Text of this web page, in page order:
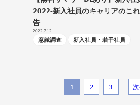
2022-新入社員のキャリアのこ
告
2022.7.12
意識調査 新入社員・若手社員
1 2 3 次